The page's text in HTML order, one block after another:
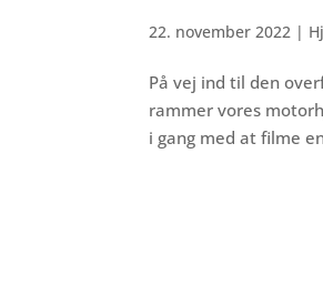
22. november 2022 |
På vej ind til den
rammer vores
i gang med at filme